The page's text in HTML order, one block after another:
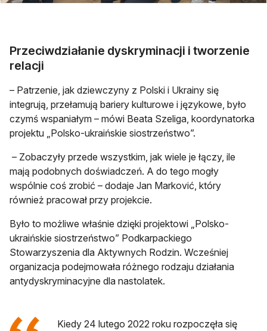
Przeciwdziałanie dyskryminacji i tworzenie
relacji
– Patrzenie, jak dziewczyny z Polski i Ukrainy się
integrują, przełamują bariery kulturowe i językowe, było
czymś wspaniałym – mówi Beata Szeliga, koordynatorka
projektu „Polsko-ukraińskie siostrzeństwo”.
– Zobaczyły przede wszystkim, jak wiele je łączy, ile
mają podobnych doświadczeń. A do tego mogły
wspólnie coś zrobić – dodaje Jan Marković, który
również pracował przy projekcie.
Było to możliwe właśnie dzięki projektowi „Polsko-
ukraińskie siostrzeństwo” Podkarpackiego
Stowarzyszenia dla Aktywnych Rodzin. Wcześniej
organizacja podejmowała różnego rodzaju działania
antydyskryminacyjne dla nastolatek.
Kiedy 24 lutego 2022 roku rozpoczęła się